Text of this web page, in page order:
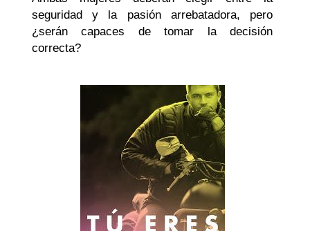
seguridad y la pasión arrebatadora, pero
¿serán capaces de tomar la decisión
correcta?